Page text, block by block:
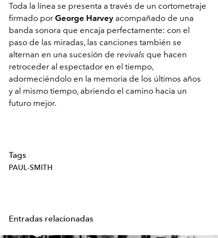
Toda la línea se presenta a través de un cortometraje
firmado por George Harvey acompañado de una
banda sonora que encaja perfectamente: con el
paso de las miradas, las canciones también se
alternan en una sucesión de revivals que hacen
retroceder al espectador en el tiempo,
adormeciéndolo en la memoria de los últimos años
y al mismo tiempo, abriendo el camino hacia un
futuro mejor.
Tags
PAUL-SMITH
Entradas relacionadas